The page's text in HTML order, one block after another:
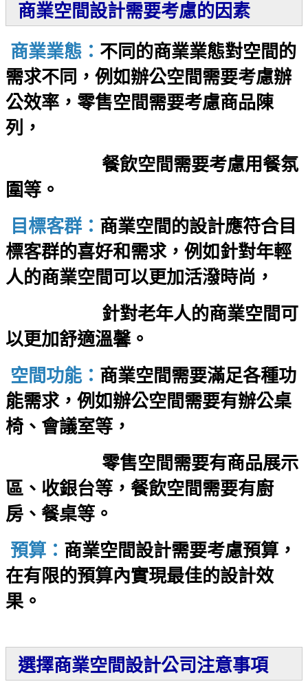
商業空間設計需要考慮的因素
商業業態： 不同的商業業態對空間的
需求不同，例如辦公空間需要考慮辦
公效率，零售空間需要考慮商品陳
列，
餐飲空間需要考慮用餐氛
圍等。
目標客群： 商業空間的設計應符合目
標客群的喜好和需求，例如針對年輕
人的商業空間可以更加活潑時尚，
針對老年人的商業空間可
以更加舒適溫馨。
空間功能： 商業空間需要滿足各種功
能需求，例如辦公空間需要有辦公桌
椅、會議室等，
零售空間需要有商品展示
區、收銀台等，餐飲空間需要有廚
房、餐桌等。
預算： 商業空間設計需要考慮預算，
在有限的預算內實現最佳的設計效
果。
選擇商業空間設計公司注意事項